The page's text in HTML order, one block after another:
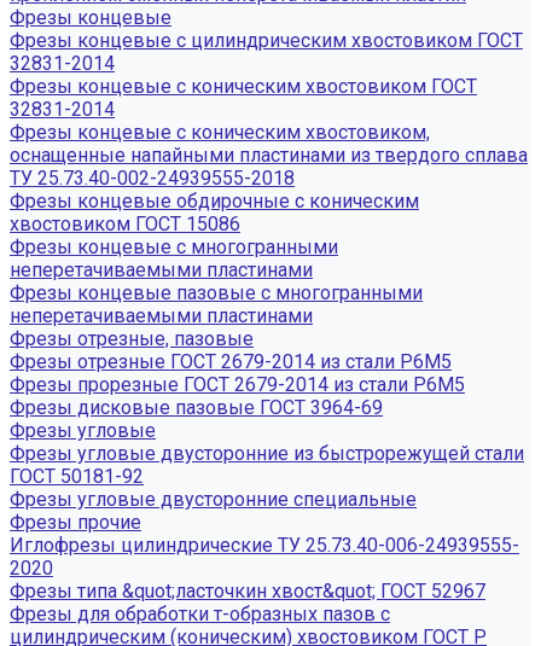
Фрезы концевые
Фрезы концевые с цилиндрическим хвостовиком ГОСТ
32831-2014
Фрезы концевые с коническим хвостовиком ГОСТ
32831-2014
Фрезы концевые с коническим хвостовиком,
оснащенные напайными пластинами из твердого сплава
ТУ 25.73.40-002-24939555-2018
Фрезы концевые обдирочные с коническим
хвостовиком ГОСТ 15086
Фрезы концевые с многогранными
неперетачиваемыми пластинами
Фрезы концевые пазовые с многогранными
неперетачиваемыми пластинами
Фрезы отрезные, пазовые
Фрезы отрезные ГОСТ 2679-2014 из стали Р6М5
Фрезы прорезные ГОСТ 2679-2014 из стали Р6М5
Фрезы дисковые пазовые ГОСТ 3964-69
Фрезы угловые
Фрезы угловые двусторонние из быстрорежущей стали
ГОСТ 50181-92
Фрезы угловые двусторонние специальные
Фрезы прочие
Иглофрезы цилиндрические ТУ 25.73.40-006-24939555-
2020
Фрезы типа &quot;ласточкин хвост&quot; ГОСТ 52967
Фрезы для обработки т-образных пазов с
цилиндрическим (коническим) хвостовиком ГОСТ Р